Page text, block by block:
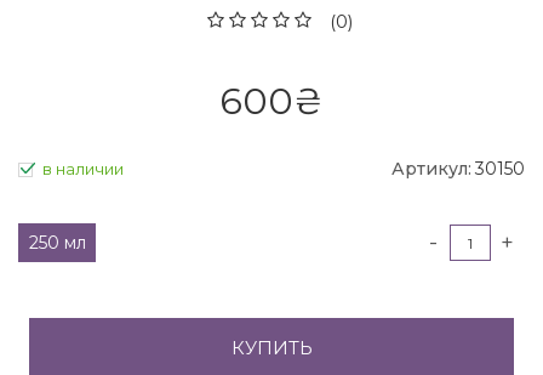
(0)
600₴
в наличии Артикул: 30150
250 мл - +
КУПИТЬ